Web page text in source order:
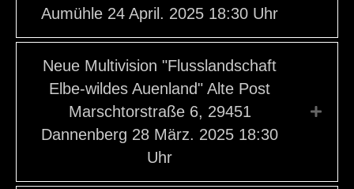
Aumühle 24 April. 2025 18:30 Uhr
Neue Multivision "Flusslandschaft
Elbe-wildes Auenland" Alte Post
Marschtorstraße 6, 29451
Dannenberg 28 März. 2025 18:30
Uhr